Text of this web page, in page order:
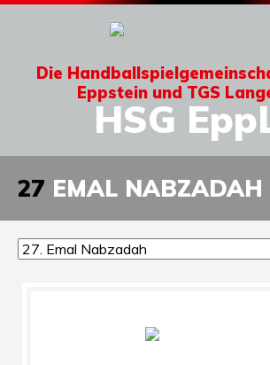
Die
Eppstein und TGS
HSG
27 EMAL NABZADAH